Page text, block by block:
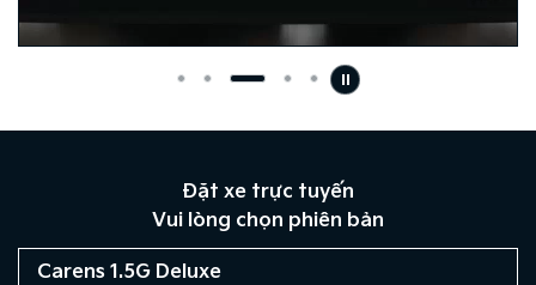
Đặt xe trực tuyến
Vui lòng chọn phiên bản
Carens 1.5G Deluxe